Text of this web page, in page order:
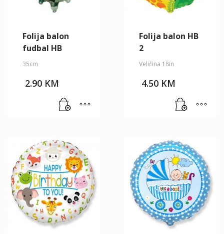
Folija balon
fudbal HB
35cm
2.90 KM
Folija balon HB
2
Veličina 18in
4.50 KM